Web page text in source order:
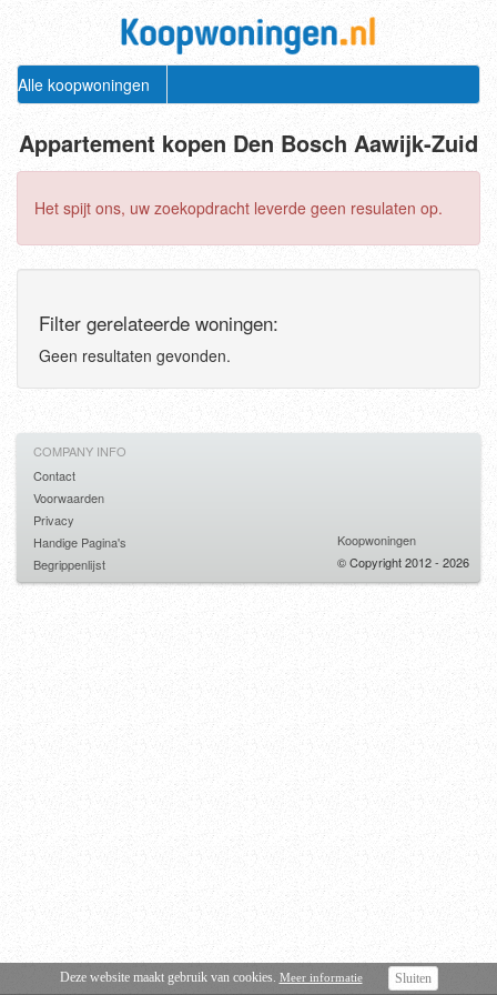
Alle koopwoningen
Appartement kopen Den Bosch Aawijk-Zuid
Het spijt ons, uw zoekopdracht leverde geen resulaten op.
Filter gerelateerde woningen:
Geen resultaten gevonden.
Deze website maakt gebruik van cookies. Meer informatie Sluiten
COMPANY INFO
Contact
Voorwaarden
Privacy
Handige Pagina's
Begrippenlijst
Koopwoningen
© Copyright 2012 - 2026